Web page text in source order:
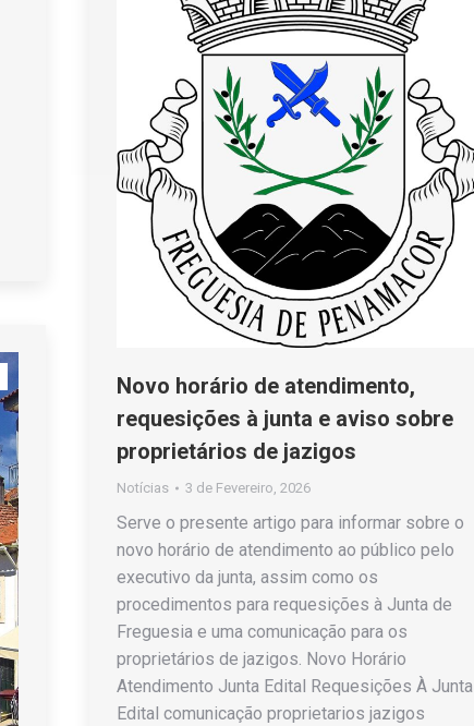
Novo horário de atendimento,
requesições à junta e aviso sobre
proprietários de jazigos
Notícias 3 de Fevereiro, 2026
Serve o presente artigo para informar sobre o
novo horário de atendimento ao público pelo
executivo da junta, assim como os
procedimentos para requesições à Junta de
Freguesia e uma comunicação para os
proprietários de jazigos. Novo Horário
Atendimento Junta Edital Requesições À Junta
Edital comunicação proprietarios jazigos